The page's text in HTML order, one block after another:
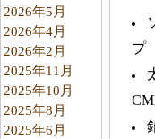
2026年5月
2026年4月
2026年2月
2025年11月
2025年10月
2025年8月
2025年6月
NiMH
そ
れ
ら
し
プ